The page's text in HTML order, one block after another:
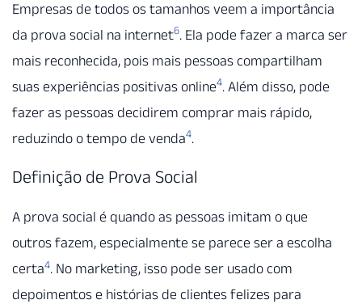
Empresas de todos os tamanhos veem a importância
da prova social na internet6. Ela pode fazer a marca ser
mais reconhecida, pois mais pessoas compartilham
suas experiências positivas online4. Além disso, pode
fazer as pessoas decidirem comprar mais rápido,
reduzindo o tempo de venda4.
Definição de Prova Social
A prova social é quando as pessoas imitam o que
outros fazem, especialmente se parece ser a escolha
certa4. No marketing, isso pode ser usado com
depoimentos e histórias de clientes felizes para